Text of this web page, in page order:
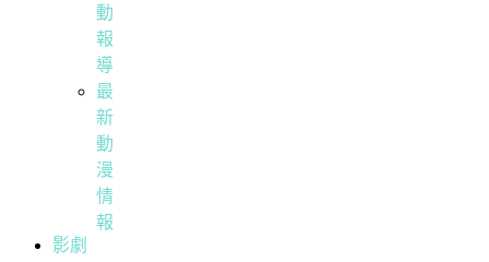
動
報
導
最
新
動
漫
情
報
影劇